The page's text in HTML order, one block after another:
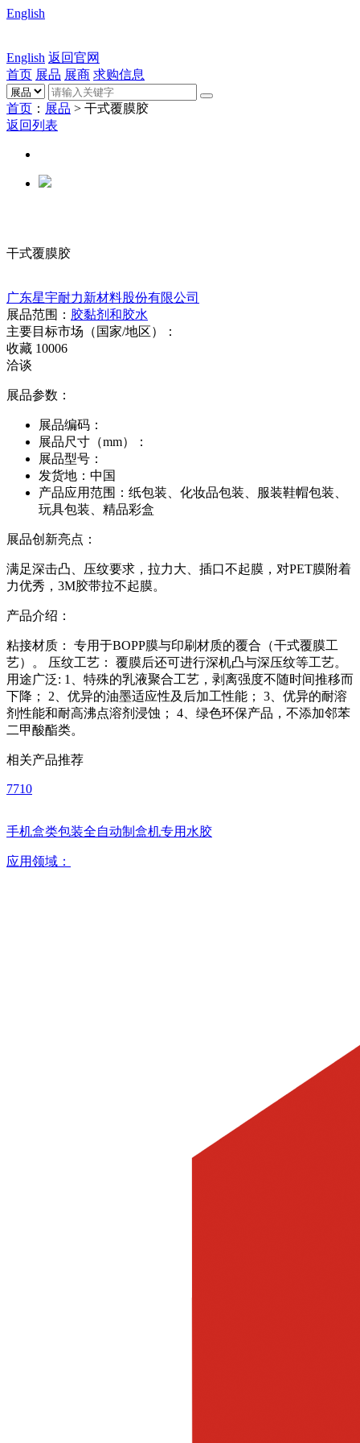
English
English 返回官网
首页 展品 展商 求购信息
首页 ： 展品 > 干式覆膜胶
返回列表
干式覆膜胶
广东星宇耐力新材料股份有限公司
展品范围： 胶黏剂和胶水
主要目标市场（国家/地区）：
收藏 10006
洽谈
展品参数：
展品编码：
展品尺寸（mm）：
展品型号：
发货地： 中国
产品应用范围： 纸包装、化妆品包装、服装鞋帽包装、
玩具包装、精品彩盒
展品创新亮点：
满足深击凸、压纹要求，拉力大、插口不起膜，对PET膜附着
力优秀，3M胶带拉不起膜。
产品介绍：
粘接材质： 专用于BOPP膜与印刷材质的覆合（干式覆膜工
艺）。 压纹工艺： 覆膜后还可进行深机凸与深压纹等工艺。
用途广泛: 1、特殊的乳液聚合工艺，剥离强度不随时间推移而
下降； 2、优异的油墨适应性及后加工性能； 3、优异的耐溶
剂性能和耐高沸点溶剂浸蚀； 4、绿色环保产品，不添加邻苯
二甲酸酯类。
相关产品推荐
7710
手机盒类包装全自动制盒机专用水胶
应用领域：